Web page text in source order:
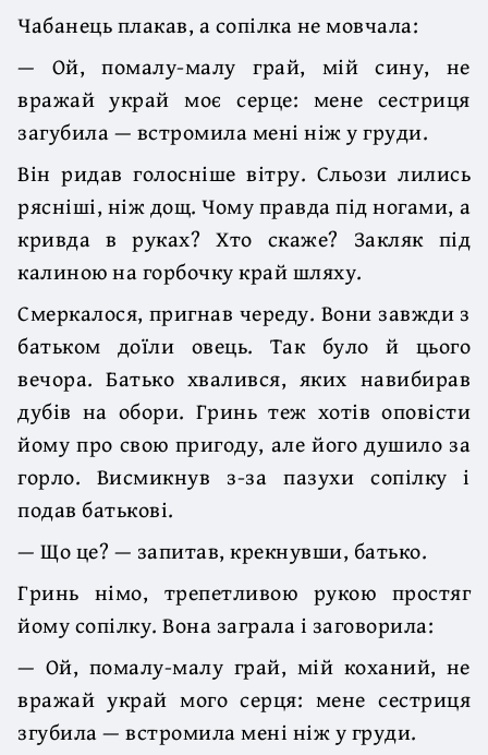
Чабанець плакав, а сопілка не мовчала:
— Ой, помалу-малу грай, мій сину, не
вражай украй моє серце: мене сестриця
загубила — встромила мені ніж у груди.
Він ридав голосніше вітру. Сльози лились
рясніші, ніж дощ. Чому правда під ногами, а
кривда в руках? Хто скаже? Закляк під
калиною на горбочку край шляху.
Смеркалося, пригнав череду. Вони завжди з
батьком доїли овець. Так було й цього
вечора. Батько хвалився, яких навибирав
дубів на обори. Гринь теж хотів оповісти
йому про свою пригоду, але його душило за
горло. Висмикнув з-за пазухи сопілку і
подав батькові.
— Що це? — запитав, крекнувши, батько.
Гринь німо, трепетливою рукою простяг
йому сопілку. Вона заграла і заговорила:
— Ой, помалу-малу грай, мій коханий, не
вражай украй мого серця: мене сестриця
згубила — встромила мені ніж у груди.